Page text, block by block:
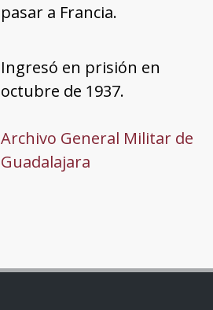
pasar a Francia.
Ingresó en prisión en
octubre de 1937.
Archivo General Militar de
Guadalajara